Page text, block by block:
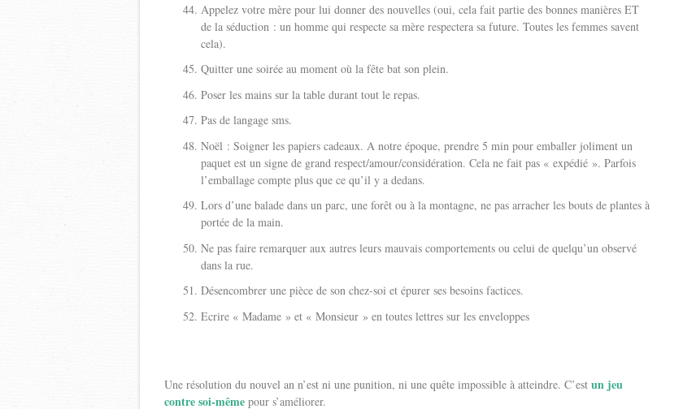
Appelez votre mère pour lui donner des nouvelles (oui, cela fait partie des bonnes manières ET
de la séduction : un homme qui respecte sa mère respectera sa future. Toutes les femmes savent
cela).
Quitter une soirée au moment où la fête bat son plein.
Poser les mains sur la table durant tout le repas.
Pas de langage sms.
Noël : Soigner les papiers cadeaux. A notre époque, prendre 5 min pour emballer joliment un
paquet est un signe de grand respect/amour/considération. Cela ne fait pas « expédié ». Parfois
l’emballage compte plus que ce qu’il y a dedans.
Lors d’une balade dans un parc, une forêt ou à la montagne, ne pas arracher les bouts de plantes à
portée de la main.
Ne pas faire remarquer aux autres leurs mauvais comportements ou celui de quelqu’un observé
dans la rue.
Désencombrer une pièce de son chez-soi et épurer ses besoins factices.
Ecrire « Madame » et « Monsieur » en toutes lettres sur les enveloppes
Une résolution du nouvel an n’est ni une punition, ni une quête impossible à atteindre. C’est un jeu
contre soi-même pour s’améliorer.